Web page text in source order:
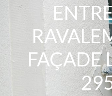
FAÇADE